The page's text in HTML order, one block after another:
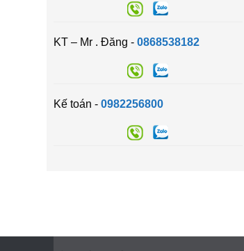
KT – Mr . Đăng - 0868538182
Kế toán - 0982256800